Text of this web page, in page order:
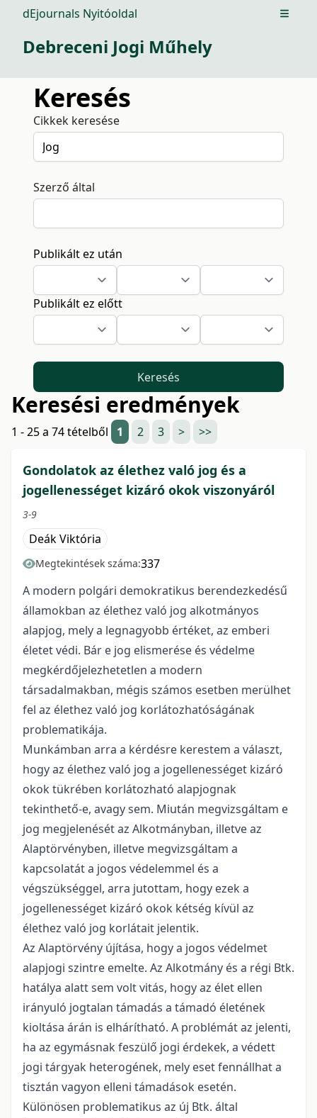
dEjournals Nyitóoldal Open
Debreceni Jogi Műhely
Keresés
Cikkek keresése
Szerző által
Publikált ez után
Publikált ez előtt
Keresés
Keresési eredmények
1 - 25 a 74 tételből 1 2 3 > >>
Gondolatok az élethez való jog és a
jogellenességet kizáró okok viszonyáról
3-9
Deák Viktória
Megtekintések száma:337
A modern polgári demokratikus berendezkedésű
államokban az élethez való jog alkotmányos
alapjog, mely a legnagyobb értéket, az emberi
életet védi. Bár e jog elismerése és védelme
megkérdőjelezhetetlen a modern
társadalmakban, mégis számos esetben merülhet
fel az élethez való jog korlátozhatóságának
problematikája.
Munkámban arra a kérdésre kerestem a választ,
hogy az élethez való jog a jogellenességet kizáró
okok tükrében korlátozható alapjognak
tekinthető-e, avagy sem. Miután megvizsgáltam e
jog megjelenését az Alkotmányban, illetve az
Alaptörvényben, illetve megvizsgáltam a
kapcsolatát a jogos védelemmel és a
végszükséggel, arra jutottam, hogy ezek a
jogellenességet kizáró okok kétség kívül az
élethez való jog korlátait jelentik.
Az Alaptörvény újítása, hogy a jogos védelmet
alapjogi szintre emelte. Az Alkotmány és a régi Btk.
hatálya alatt sem volt vitás, hogy az élet ellen
irányuló jogtalan támadás a támadó életének
kioltása árán is elhárítható. A problémát az jelenti,
ha az egymásnak feszülő jogi érdekek, a védett
jogi tárgyak heterogének, mely eset fennállhat a
tisztán vagyon elleni támadások esetén.
Különösen problematikus az új Btk. által